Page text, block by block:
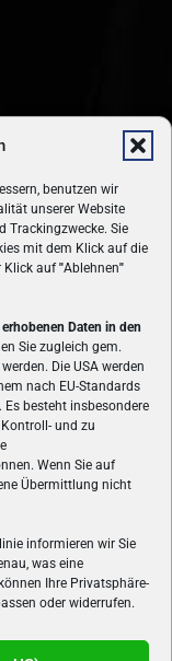
benutzen wir
unserer Website
Trackingzwecke. Sie
mit dem Klick auf die
Klick auf"Ablehnen"
Daten in den
Sie zugleich gem.
Die USA werden
nach EU-Standards
besteht insbesondere
und zu
Wenn Sie auf
Übermittlung nicht
informieren wir Sie
was eine
Ihre Privatsphäre-
oder widerrufen.
das älteste Online-
aktuelle News,
Gaming-
Sport's.